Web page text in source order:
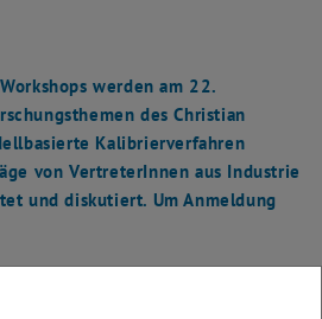
werden am 22.
des Christian
Kalibrierverfahren
von VertreterInnen aus Industrie
und diskutiert. Um Anmeldung